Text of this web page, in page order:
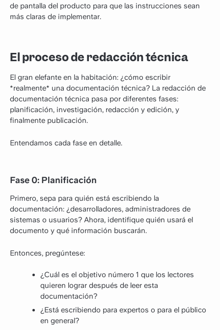
de pantalla del producto para que las instrucciones sean
más claras de implementar.
El proceso de redacción técnica
El gran elefante en la habitación: ¿cómo escribir
*realmente* una documentación técnica? La redacción de
documentación técnica pasa por diferentes fases:
planificación, investigación, redacción y edición, y
finalmente publicación.
Entendamos cada fase en detalle.
Fase 0: Planificación
Primero, sepa para quién está escribiendo la
documentación: ¿desarrolladores, administradores de
sistemas o usuarios? Ahora, identifique quién usará el
documento y qué información buscarán.
Entonces, pregúntese:
¿Cuál es el objetivo número 1 que los lectores
quieren lograr después de leer esta
documentación?
¿Está escribiendo para expertos o para el público
en general?